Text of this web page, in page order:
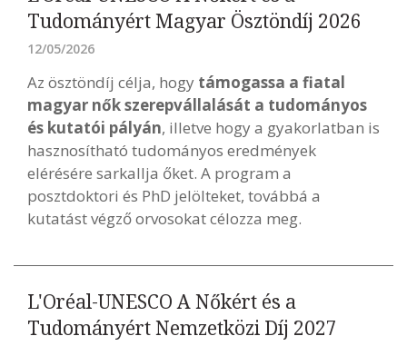
Tudományért Magyar Ösztöndíj 2026
12/05/2026
Az ösztöndíj célja, hogy támogassa a fiatal
magyar nők szerepvállalását a tudományos
és kutatói pályán, illetve hogy a gyakorlatban is
hasznosítható tudományos eredmények
elérésére sarkallja őket. A program a
posztdoktori és PhD jelölteket, továbbá a
kutatást végző orvosokat célozza meg.
L'Oréal-UNESCO A Nőkért és a
Tudományért Nemzetközi Díj 2027